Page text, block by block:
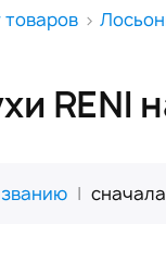
товаров
RENI
|